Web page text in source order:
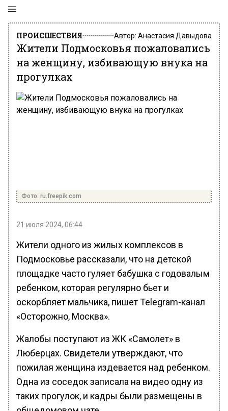
ПРОИСШЕСТВИЯ Автор: Анастасия Давыдова
Жители Подмосковья пожаловались
на женщину, избивающую внука на
прогулках
Фото: ru.freepik.com
21 июля 2024, 06:44
Жители одного из жилых комплексов в
Подмосковье рассказали, что на детской
площадке часто гуляет бабушка с годовалым
ребенком, которая регулярно бьет и
оскорбляет мальчика, пишет Telegram-канал
«Осторожно, Москва».
Жалобы поступают из ЖК «Самолет» в
Люберцах. Свидетели утверждают, что
пожилая женщина издевается над ребенком.
Одна из соседок записала на видео одну из
таких прогулок, и кадры были размещены в